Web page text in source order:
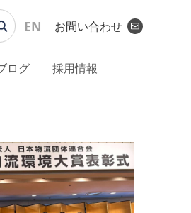
EN お問い合わせ
ログ 採用情報